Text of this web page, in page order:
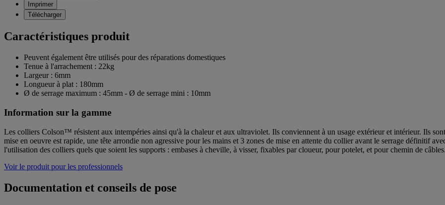
Imprimer
Télécharger
Caractéristiques produit
Peuvent également être utilisés pour des réparations domestiques
Tenue à l'arrachement : 22kg
Largeur : 6mm
Longueur à plat : 180mm
Ø de serrage maximum : 45mm - Ø de serrage mini : 10mm
Information sur la gamme
Les colliers Colson™ résistent aux intempéries ainsi qu'à la chaleur et aux ultraviolet. Ils conviennent à un usage extérieur et intérieur. Ils
mise en oeuvre est rapide, une tête arrondie non agressive pour les mains et 3 zones de mise en attente du collier avant le serrage définitif
l'utilisation des colliers quels que soient les supports : embases à cheville, à visser, fixables par cloueur, pour potelet, et pour chemin de
Voir le produit pour les professionnels
Documentation et conseils de pose